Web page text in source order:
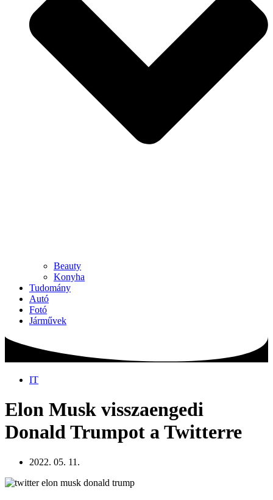
Beauty
Konyha
Tudomány
Autó
Fotó
Járművek
IT
Elon Musk visszaengedi
Donald Trumpot a Twitterre
2022. 05. 11.